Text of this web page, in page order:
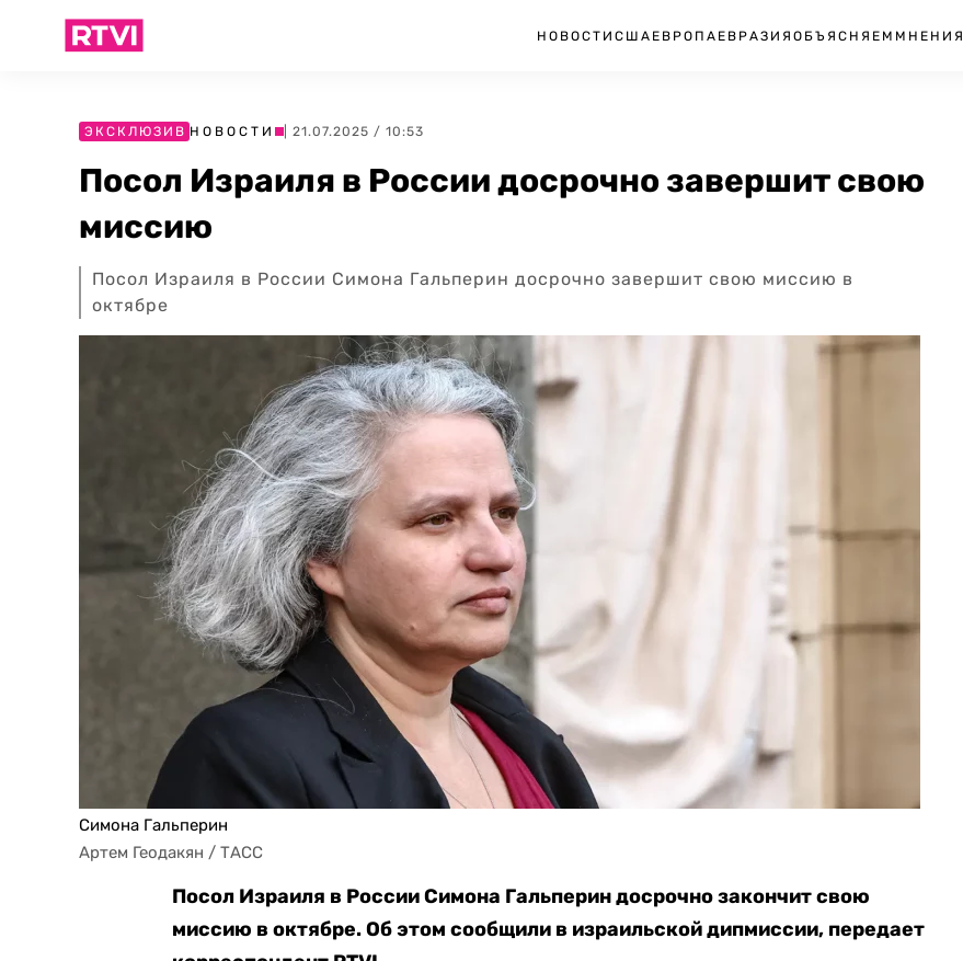
НОВОСТИ США ЕВРОПА ЕВРАЗИЯ ОБЪЯСНЯЕМ МНЕНИЯ
ЭКСКЛЮЗИВ НОВОСТИ | 21.07.2025 / 10:53
Посол Израиля в России досрочно завершит свою
миссию
Посол Израиля в России Симона Гальперин досрочно завершит свою миссию в
октябре
Симона Гальперин
Артем Геодакян / ТАСС
Посол Израиля в России Симона Гальперин досрочно закончит свою
миссию в октябре. Об этом сообщили в израильской дипмиссии, передает